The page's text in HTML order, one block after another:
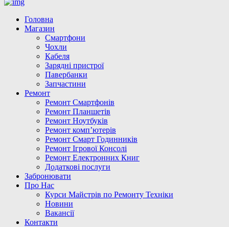
Головна
Магазин
Смартфони
Чохли
Кабеля
Зарядні пристрої
Павербанки
Запчастини
Ремонт
Ремонт Смартфонів
Ремонт Планшетів
Ремонт Ноутбуків
Ремонт комп’ютерів
Ремонт Смарт Годинників
Ремонт Ігрової Консолі
Ремонт Електронних Книг
Додаткові послуги
Забронювати
Про Нас
Курси Майстрів по Ремонту Техніки
Новини
Вакансії
Контакти